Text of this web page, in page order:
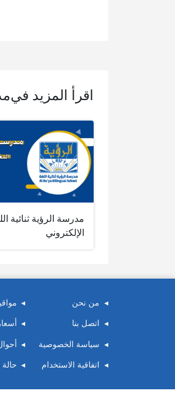
اقرأ المزيد في
مدرسة الرؤية ثنائية
الإلكتروني
من نحن
اتصل بنا
سياسة الخصوصية
اتفاقية الاستخدام حالة